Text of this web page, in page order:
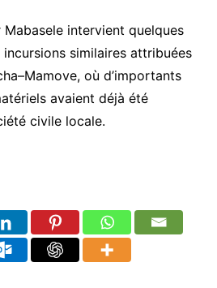
Mabasele intervient quelques
similaires attribuées
où d’importants
avaient déjà été
civile locale.